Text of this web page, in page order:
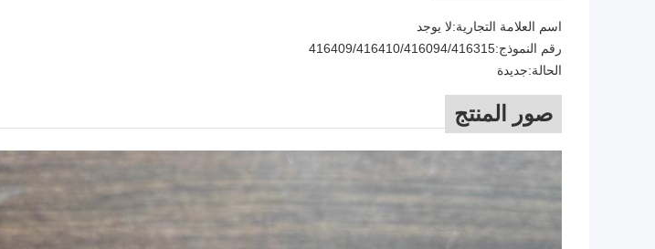
اسم العلامة التجارية:لا يوجد
رقم النموذج:
416409/416410/416094/416315
الحالة:جديدة
صور المنتج